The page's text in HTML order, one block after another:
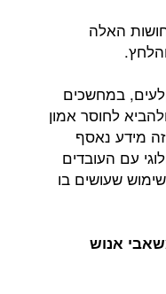
האלה
במחשכים
לחוסר אמון
מידע נאסף
עם העובדים
שעושים בו
אנוש